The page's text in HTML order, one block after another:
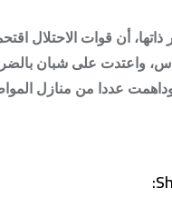
أن قوات الاحتلال
واعتدت على شبان
عددا من منازل